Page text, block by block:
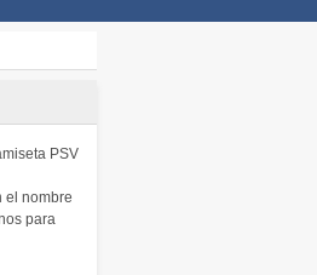
PSV
el nombre
para